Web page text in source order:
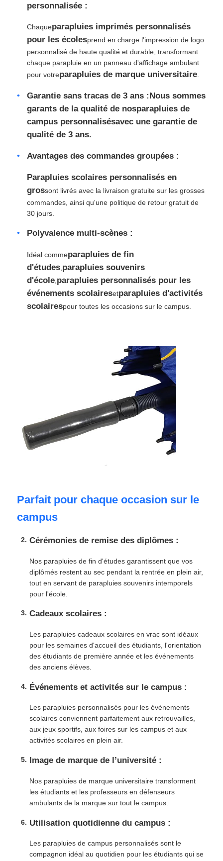
personnalisée :
Chaqueparapluies imprimés personnalisés
pour les écolesprend en charge l'impression de logo
personnalisé de haute qualité et durable, transformant
chaque parapluie en un panneau d'affichage ambulant
pour votreparapluies de marque universitaire.
Garantie sans tracas de 3 ans : Nous sommes
garants de la qualité de nosparapluies de
campus personnalisésavec une garantie de
qualité de 3 ans.
Avantages des commandes groupées :
Parapluies scolaires personnalisés en
grossont livrés avec la livraison gratuite sur les grosses
commandes, ainsi qu'une politique de retour gratuit de
30 jours.
Polyvalence multi-scènes :
Idéal commeparapluies de fin
d'études parapluies souvenirs
d'école parapluies personnalisés pour les
événements scolairesetparapluies d'activités
scolairespour toutes les occasions sur le campus.
Parfait pour chaque occasion sur le
campus
Cérémonies de remise des diplômes :
Nos parapluies de fin d'études garantissent que vos
diplômés restent au sec pendant la rentrée en plein air,
tout en servant de parapluies souvenirs intemporels
pour l'école.
Cadeaux scolaires :
Les parapluies cadeaux scolaires en vrac sont idéaux
pour les semaines d'accueil des étudiants, l'orientation
des étudiants de première année et les événements
des anciens élèves.
Événements et activités sur le campus :
Les parapluies personnalisés pour les événements
scolaires conviennent parfaitement aux retrouvailles,
aux jeux sportifs, aux foires sur les campus et aux
activités scolaires en plein air.
Image de marque de l’université :
Nos parapluies de marque universitaire transforment
les étudiants et les professeurs en défenseurs
ambulants de la marque sur tout le campus.
Utilisation quotidienne du campus :
Les parapluies de campus personnalisés sont le
compagnon idéal au quotidien pour les étudiants qui se